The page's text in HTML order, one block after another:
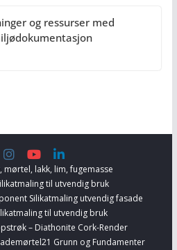
og ressurser med
mørtel, lakk, lim, fugemasse
til utvendig bruk
Silikatmaling utvendig fasade
til utvendig bruk
– Diathonite Cork-Render
21 Grunn og Fundamenter